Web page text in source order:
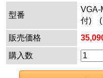
型番
VGA-
付) (
販売価格
購入数